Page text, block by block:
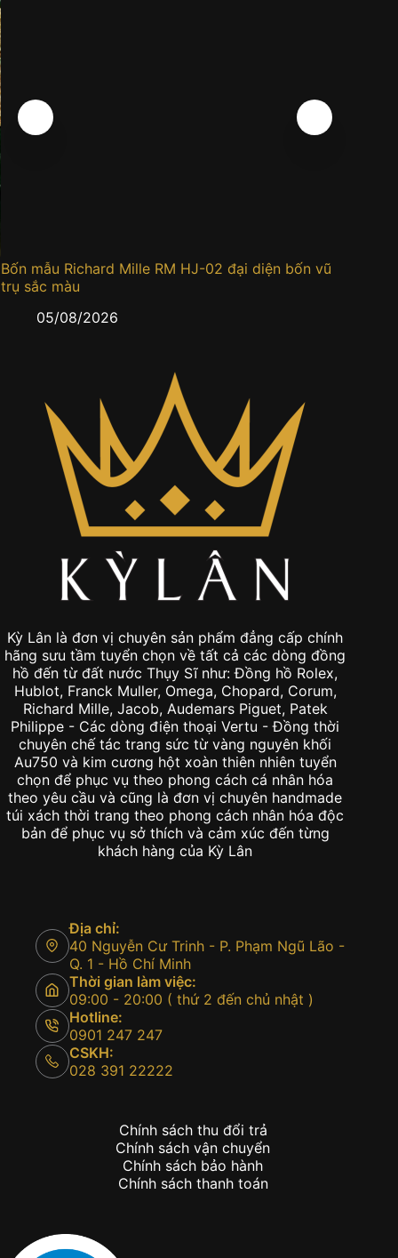
Bốn mẫu Richard Mille RM HJ-02 đại diện bốn vũ
trụ sắc màu
05/08/2026
Kỳ Lân là đơn vị chuyên sản phẩm đẳng cấp chính
hãng sưu tầm tuyển chọn về tất cả các dòng đồng
hồ đến từ đất nước Thụy Sĩ như: Đồng hồ Rolex,
Hublot, Franck Muller, Omega, Chopard, Corum,
Richard Mille, Jacob, Audemars Piguet, Patek
Philippe - Các dòng điện thoại Vertu - Đồng thời
chuyên chế tác trang sức từ vàng nguyên khối
Au750 và kim cương hột xoàn thiên nhiên tuyển
chọn để phục vụ theo phong cách cá nhân hóa
theo yêu cầu và cũng là đơn vị chuyên handmade
túi xách thời trang theo phong cách nhân hóa độc
bản để phục vụ sở thích và cảm xúc đến từng
khách hàng của Kỳ Lân
Địa chỉ:
40 Nguyễn Cư Trinh - P. Phạm Ngũ Lão -
Q. 1 - Hồ Chí Minh
Thời gian làm việc:
09:00 - 20:00 ( thứ 2 đến chủ nhật )
Hotline:
0901 247 247
CSKH:
028 391 22222
Chính sách thu đổi trả
Chính sách vận chuyển
Chính sách bảo hành
Chính sách thanh toán